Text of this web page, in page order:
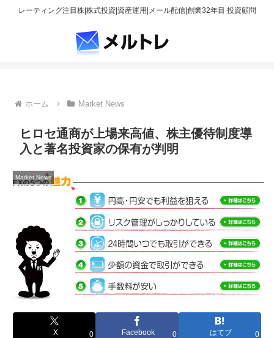
レーティング注目株|株式投資|資産運用|メール配信|創業32年目 投資顧問
ホーム Market News
ヒロセ通商が上場来高値、株主優待制度導
入と著名投資家の保有が判明
Market News
X 0 Facebook 0 はてブ 0